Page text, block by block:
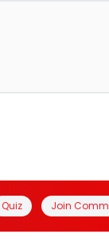
Quiz Join